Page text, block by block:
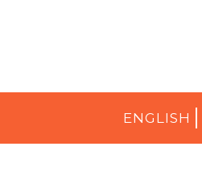
ENGLISH